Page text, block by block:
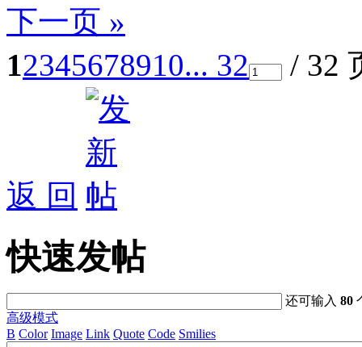
下一页 »
12345678910... 32 / 32
返 回
快速发帖
还可输入80
高级模式
B Color Image Link Quote Code Smilies